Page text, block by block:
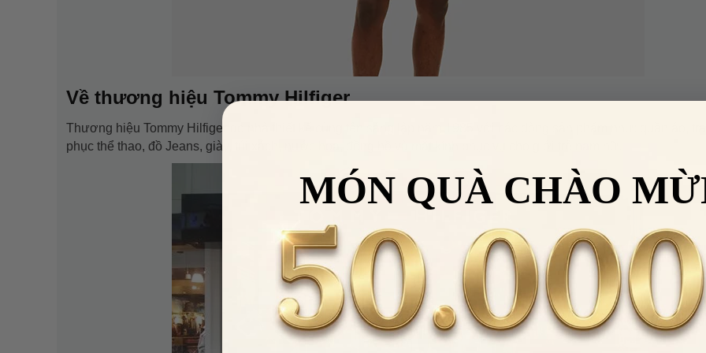
Về thương hiệu Tommy Hilfiger
Thương hiệu Tommy Hilfiger do nhà thiết kế cùng tên sáng lập năm 1985 với các dòng sản phẩm như: quần áo,
phục thể thao, đồ Jeans, giày, túi xách, nước hoa, đồng hồ và mắt kính phục vụ cho giới trẻ nam nữ.
MÓN QUÀ CHÀO